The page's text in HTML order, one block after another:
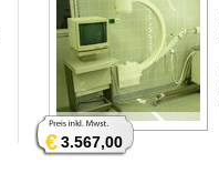
€3.567,00